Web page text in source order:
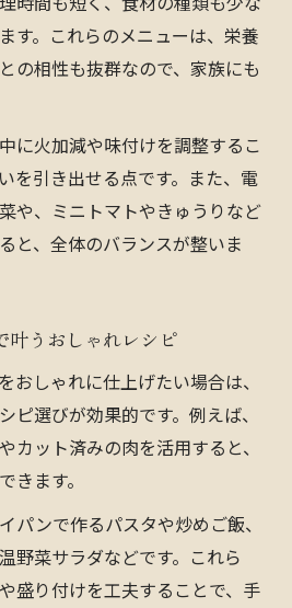
す。これらのメニューは、栄養
の相性も抜群なので、家族にも
に火加減や味付けを調整するこ
を引き出せる点です。また、電
や、ミニトマトやきゅうりなど
と、全体のバランスが整いま
叶うおしゃれレシピ
おしゃれに仕上げたい場合は、
ピ選びが効果的です。例えば、
カット済みの肉を活用すると、
きます。
パンで作るパスタや炒めご飯、
野菜サラダなどです。これら
盛り付けを工夫することで、手